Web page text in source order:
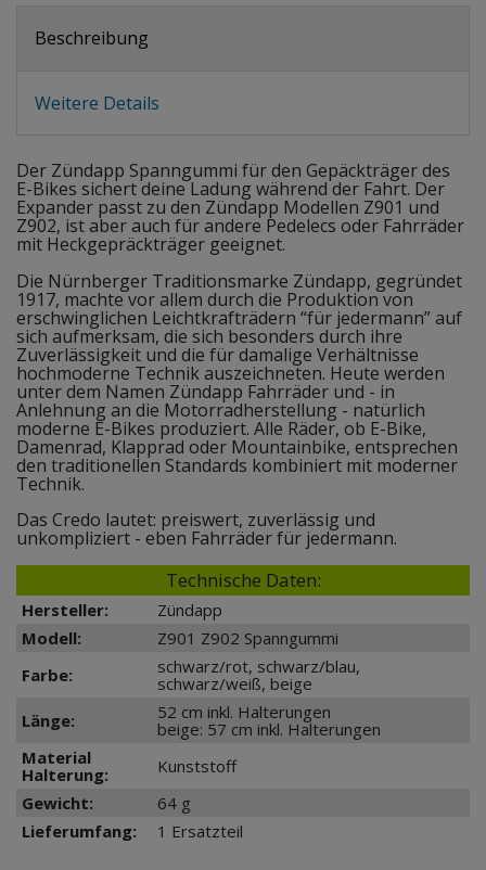
Beschreibung
Weitere Details
Der Zündapp Spanngummi für den Gepäckträger des
E-Bikes sichert deine Ladung während der Fahrt. Der
Expander passt zu den Zündapp Modellen Z901 und
Z902, ist aber auch für andere Pedelecs oder Fahrräder
mit Heckgepräckträger geeignet.
Die Nürnberger Traditionsmarke Zündapp, gegründet
1917, machte vor allem durch die Produktion von
erschwinglichen Leichtkrafträdern “für jedermann” auf
sich aufmerksam, die sich besonders durch ihre
Zuverlässigkeit und die für damalige Verhältnisse
hochmoderne Technik auszeichneten. Heute werden
unter dem Namen Zündapp Fahrräder und - in
Anlehnung an die Motorradherstellung - natürlich
moderne E-Bikes produziert. Alle Räder, ob E-Bike,
Damenrad, Klapprad oder Mountainbike, entsprechen
den traditionellen Standards kombiniert mit moderner
Technik.
Das Credo lautet: preiswert, zuverlässig und
unkompliziert - eben Fahrräder für jedermann.
Technische Daten:
Hersteller:
Zündapp
Modell:
Z901 Z902 Spanngummi
Farbe:
schwarz/rot, schwarz/blau,
schwarz/weiß, beige
Länge:
52 cm inkl. Halterungen
beige: 57 cm inkl. Halterungen
Material
Halterung:
Kunststoff
Gewicht:
64 g
Lieferumfang:
1 Ersatzteil